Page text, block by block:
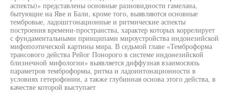
аспекты)» представлены основные разновидности гамелана,
бытующие на Яве и Бали, кроме того, выявляются основные
тембровые, ладошггонационные и ритмические аспекты
построения времени-пространства, характер которых коррелирует
с фундаментальными принципами мироустройства индонезийской
мифопоэтической картины мира. В седьмой главе «Темброформа
трансового действа Рейог Понорого в системе индонезийской
близнечной мифологии» выявляется диффузная взаимосвязь
параметров темброформы, ритма и ладоинтонационности в
условиях гетерофонии, а также глубинная основа этого действа, в
качестве которой выступает